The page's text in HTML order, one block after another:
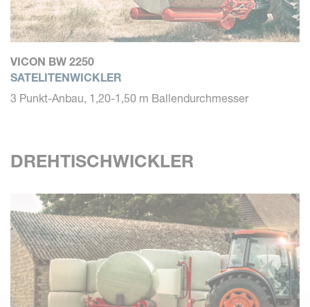
VICON BW 2250
SATELITENWICKLER
3 Punkt-Anbau, 1,20-1,50 m Ballendurchmesser
DREHTISCHWICKLER